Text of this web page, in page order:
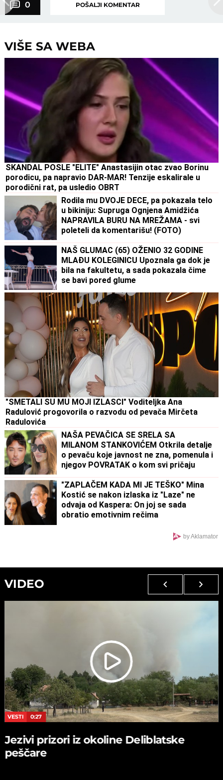
0 POŠALJI KOMENTAR
VIŠE SA WEBA
SKANDAL POSLE "ELITE" Anastasijin otac zvao Borinu
porodicu, pa napravio DAR-MAR! Tenzije eskalirale u
porodični rat, pa usledio OBRT
Rodila mu DVOJE DECE, pa pokazala telo
u bikiniju: Supruga Ognjena Amidžića
NAPRAVILA BURU NA MREŽAMA - svi
poleteli da komentarišu! (FOTO)
NAŠ GLUMAC (65) OŽENIO 32 GODINE
MLAĐU KOLEGINICU Upoznala ga dok je
bila na fakultetu, a sada pokazala čime
se bavi pored glume
"SMETALI SU MU MOJI IZLASCI" Voditeljka Ana
Radulović progovorila o razvodu od pevača Mirčeta
Radulovića
NAŠA PEVAČICA SE SRELA SA
MILANOM STANKOVIĆEM Otkrila detalje
o pevaču koje javnost ne zna, pomenula i
njegov POVRATAK o kom svi pričaju
(VIDEO)
"ZAPLAČEM KADA MI JE TEŠKO" Mina
Kostić se nakon izlaska iz "Laze" ne
odvaja od Kaspera: On joj se sada
obratio emotivnim rečima
by Aklamator
VIDEO
VESTI 0:27
Jezivi prizori iz okoline Deliblatske
peščare